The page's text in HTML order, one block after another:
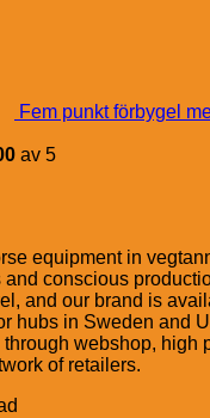
Fem punkt förbygel
av 5
equipment in
conscious
and our brand is
hubs in Sweden and
webshop, high
of retailers.